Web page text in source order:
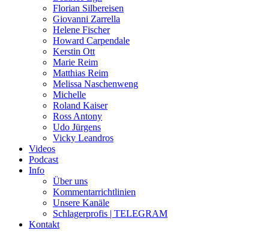
Florian Silbereisen
Giovanni Zarrella
Helene Fischer
Howard Carpendale
Kerstin Ott
Marie Reim
Matthias Reim
Melissa Naschenweng
Michelle
Roland Kaiser
Ross Antony
Udo Jürgens
Vicky Leandros
Videos
Podcast
Info
Über uns
Kommentarrichtlinien
Unsere Kanäle
Schlagerprofis | TELEGRAM
Kontakt